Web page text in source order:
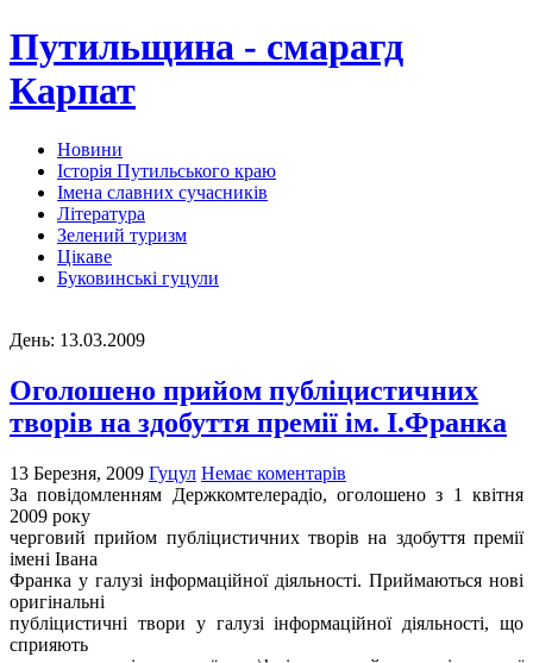
Путильщина - смарагд
Карпат
Новини
Історія Путильського краю
Імена славних сучасників
Література
Зелений туризм
Цікаве
Буковинські гуцули
День: 13.03.2009
Оголошено прийом публіцистичних
творів на здобуття премії ім. І.Франка
13 Березня, 2009 Гуцул Немає коментарів
За повідомленням Держкомтелерадіо, оголошено з 1 квітня
2009 року
черговий прийом публіцистичних творів на здобуття премії
імені Івана
Франка у галузі інформаційної діяльності. Приймаються нові
оригінальні
публіцистичні твори у галузі інформаційної діяльності, що
сприяють